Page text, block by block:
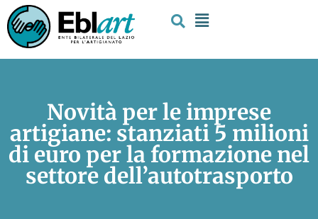
Novità per le imprese
artigiane: stanziati 5 milioni
di euro per la formazione nel
settore dell’autotrasporto